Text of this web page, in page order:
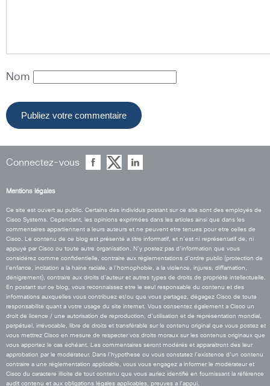
Nom
Connectez-vous
Mentions légales
Ce site est ouvert au public. Certains des individus postant sur ce site sont des employés de
Cisco Systems. Cependant, les opinions exprimées dans les articles ainsi que dans les
commentaires appartiennent a leurs auteurs et ne peuvent etre tenues pour etre celles de
Cisco. Le contenu de ce blog est présenté a titre informatif, et n’est ni représentatif de, ni
appuyé par Cisco ou toute autre organisation. N’y postez pas d’information que vous
considérez comme confidentielle, contraire aux réglementations d’ordre public (protection de
l’enfance, incitation a la haine raciale, a l’homophobie, a la violence, injures, diffamation,
dénigrement), contraire aux droits d’auteur et autres types de droits de propriété intellectuelle.
En postant sur ce blog, vous reconnaissez etre le seul responsable du contenu et des
informations auxquelles vous contribuez et/ou que vous partagez, dégagez Cisco de toute
responsabilité quant a votre usage du site internet. Vous consentez également a Cisco un
droit de licence / une autorisation de reproduction, d’utilisation et de représentation mondial,
perpétuel, irrévocable, libre de droits et transférable sur le contenu original que vous postez et
vous mettrez Cisco en mesure de respecter vos droits moraux sur les contenus originaux que
vous apportez le cas échéant. Les commentaires seront modérés et apparaitront des leur
approbation par le modérateur. Dans l’hypothese ou vous constatez l’existence d’un contenu
contraire a une réglementation applicable, vous vous engagez a informer le modérateur et
Cisco du caractere illicite de tout contenu que vous auriez identifié en fournissant la référence
audit contenu et aux obligations légales applicables, preuves a l’appui.